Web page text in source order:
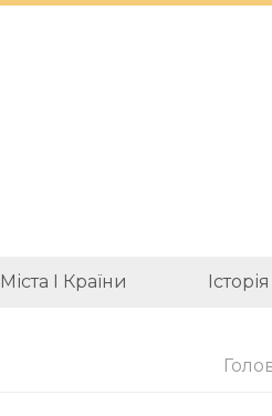
Міста І Країни Історія